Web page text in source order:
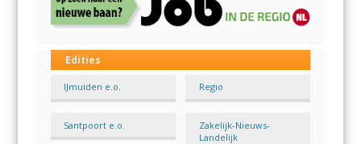
Edities
IJmuiden e.o. Regio
Santpoort e.o.
Zakelijk-Nieuws-
Landelijk